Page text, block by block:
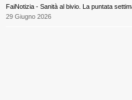
FaiNotizia - Sanità al bivio. La puntata
29 Giugno 2026